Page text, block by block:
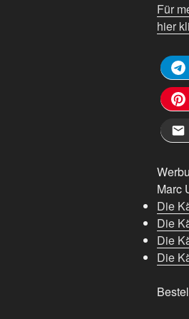
Für
hier
Marc
Die
Die
Die
Die